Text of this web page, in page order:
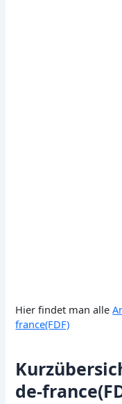
Hier findet man alle
france(FDF)
de-